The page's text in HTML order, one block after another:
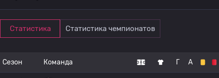
Статистика Статистика чемпионатов
Сезон Команда Г А